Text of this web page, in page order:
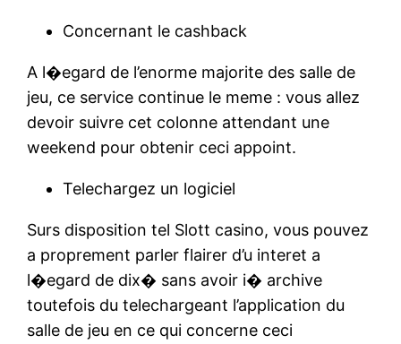
Concernant le cashback
A l�egard de l’enorme majorite des salle de
jeu, ce service continue le meme : vous allez
devoir suivre cet colonne attendant une
weekend pour obtenir ceci appoint.
Telechargez un logiciel
Surs disposition tel Slott casino, vous pouvez
a proprement parler flairer d’u interet a
l�egard de dix� sans avoir i� archive
toutefois du telechargeant l’application du
salle de jeu en ce qui concerne ceci